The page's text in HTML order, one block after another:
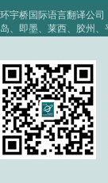
环宇桥国际语言翻译公
岛、即墨、莱西、胶州、